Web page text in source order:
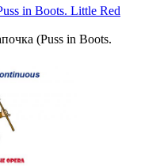
in Boots. Little Red
(Puss in Boots.